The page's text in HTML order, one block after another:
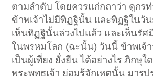
ตามลำดับ โดยควรแก่กถาว่า ดูกร
ข้าพเจ้าไม่มีทิฏฐินั้น และทิฏฐิในวั
เห็นทิฏฐินั้นล่วงไปแล้ว และเห็นรัศ
ในพรหมโลก (ฉะนั้น) วันนี้ ข้าพเจ้า
เป็นผู้เที่ยง ยั่งยืน ได้อย่างไร ภิกษุใ
พระพุทธเจ้า ย่อมรู้จักเหตุนั้น มาร